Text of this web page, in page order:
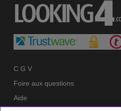
C G V
Foire aux questions
Aide